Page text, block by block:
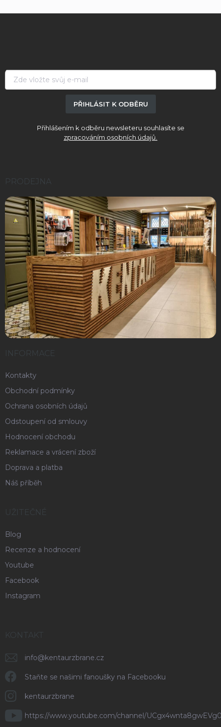
PŘIHLÁSIT K ODBĚRU
Přihlášením k odběru newsleteru souhlasíte se
zpracováním osobních údajů.
PRODEJNA
INFORMACE
Kontakty
Obchodní podmínky
Ochrana osobních údajů
Odstoupení od smlouvy
Hodnocení obchodu
Reklamace a vrácení zboží
Doprava a platba
Náš příběh
UŽITEČNÉ
Blog
Recenze a hodnocení
Youtube
Facebook
Instagram
KONTAKT
info@kentaurzbrane.cz
Staňte se našimi fanoušky na Facebooku
kentaurzbrane
https://www.youtube.com/channel/